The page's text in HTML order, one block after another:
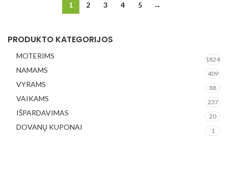
PRODUKTO KATEGORIJOS
MOTERIMS 1824
NAMAMS 409
VYRAMS 88
VAIKAMS 237
IŠPARDAVIMAS 20
DOVANŲ KUPONAI 1
1 2 3 4 5 →